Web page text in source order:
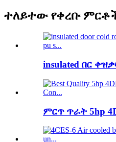
ተለይተው የቀረቡ
insulated በር
ምርጥ ጥራት 5hp